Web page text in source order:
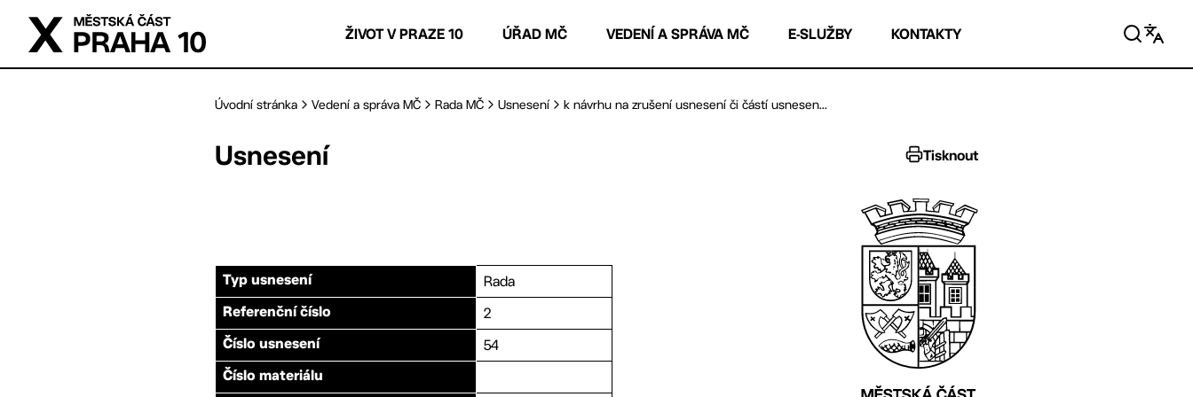
Přejít na hlavní obsah
ŽIVOT V PRAZE 10 ÚŘAD MČ VEDENÍ A SPRÁVA MČ E-SLUŽBY KONTAKTY
Úvodní stránka Vedení a správa MČ Rada MČ Usnesení k návrhu na zrušení usnesení či částí usnesen...
Usnesení Tisknout
Typ usnesení Rada
Referenční číslo 2
Číslo usnesení 54
Číslo materiálu